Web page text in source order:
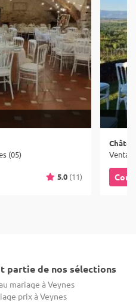
(05)
5.0 (11)
partie de nos sélections
mariage à Veynes
prix à Veynes